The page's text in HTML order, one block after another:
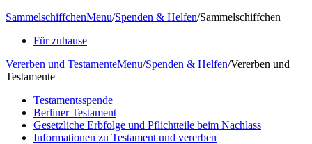
SammelschiffchenMenu/Spenden & Helfen/Sammelschiffchen
Für zuhause
Vererben und TestamenteMenu/Spenden & Helfen/Vererben und
Testamente
Testamentsspende
Berliner Testament
Gesetzliche Erbfolge und Pflichtteile beim Nachlass
Informationen zu Testament und vererben